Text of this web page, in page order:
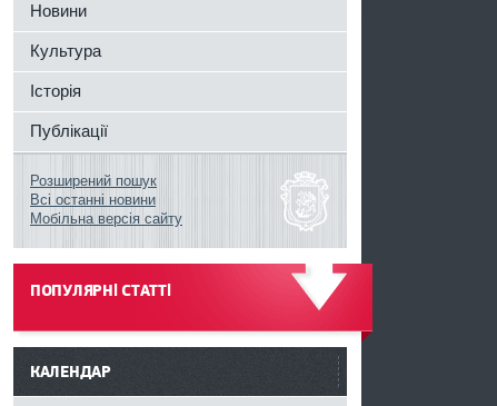
Новини
Культура
Історія
Публікації
Розширений пошук
Всі останні новини
Мобільна версія сайту
ПОПУЛЯРНІ СТАТТІ
------
КАЛЕНДАР